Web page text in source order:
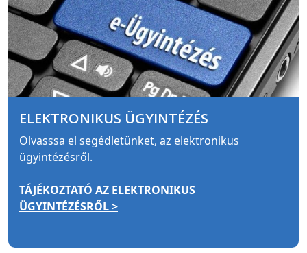
ELEKTRONIKUS ÜGYINTÉZÉS
Olvasssa el segédletünket, az elektronikus
ügyintézésről.
TÁJÉKOZTATÓ AZ ELEKTRONIKUS
ÜGYINTÉZÉSRŐL >